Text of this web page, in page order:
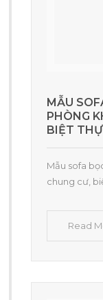
MẪU
PHÒNG
BIỆT THỰ
Mẫu sofa
chung cư,
Read